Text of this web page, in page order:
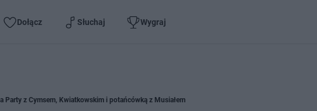
Dołącz Słuchaj Wygraj
Party z Cymsem, Kwiatkowskim i potańcówką z Musiałem